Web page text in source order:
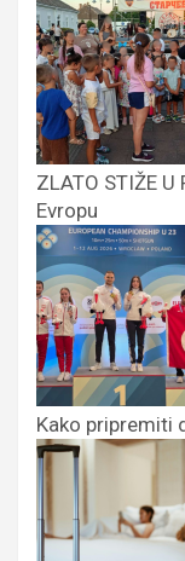
ZLATO STIŽE
Evropu
Kako pripremiti